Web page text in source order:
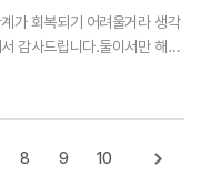
가 회복되기 어려울거라 생각
감사드립니다.둘이서만 해결
8 9 10